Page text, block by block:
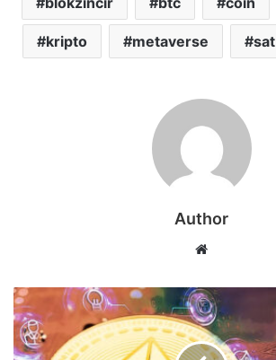
kripto metaverse sat
Author
Web